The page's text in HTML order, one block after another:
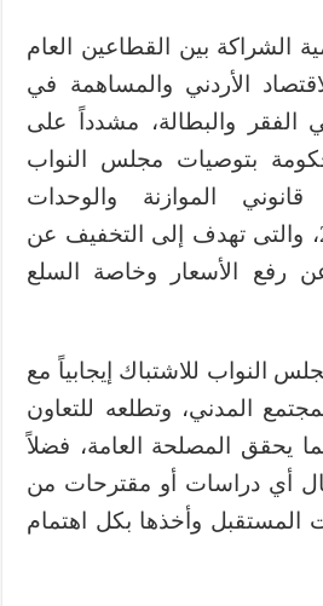
الشراكة بين القطاعين العام
الأردني والمساهمة في
الفقر والبطالة، مشدداً على
بتوصيات مجلس النواب
الموازنة والوحدات
الحكومية لسنة 2017، والتى تهدف إلى التخفيف عن
عن رفع الأسعار وخاصة السلع
النواب للاشتباك إيجابياً مع
المدني، وتطلعه للتعاون
يحقق المصلحة العامة، فضلاً
أي دراسات أو مقترحات من
المستقبل وأخذها بكل اهتمام